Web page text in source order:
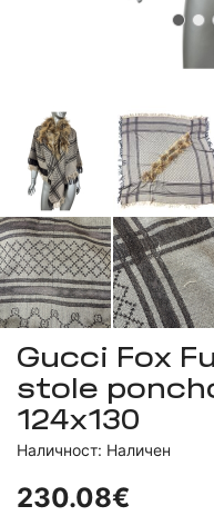
Gucci Fox
stole
124x130
Наличност: Наличен
230.08€